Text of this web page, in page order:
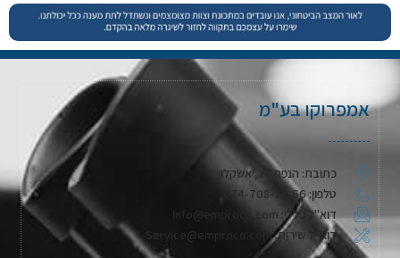
אמפרוקו בע"מ
כתובת: הנפח 28, אשקלון
טלפון: 074-708-71-66
דוא"ל כללי: Info@emproco.com
דוא"ל שירות: Service@emproco.com